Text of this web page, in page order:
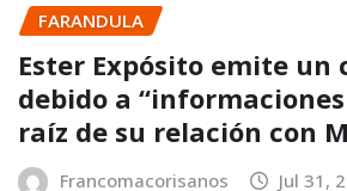
FARANDULA
Ester Expósito emite un
debido a
raíz de su relación con
Francomacorisanos Jul 31,